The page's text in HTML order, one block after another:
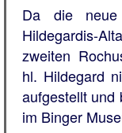
Da die neue
Hildegardis-
zweiten
hl. Hildegard
aufgestellt und
im Binger